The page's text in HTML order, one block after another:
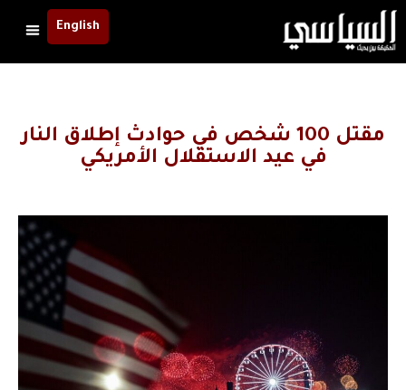
English
مقتل 100 شخص في حوادث إطلاق النار
في عيد الاستقلال الأمريكي